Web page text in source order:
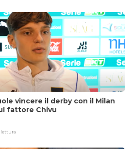
vincere il derby con il Milan
fattore Chivu